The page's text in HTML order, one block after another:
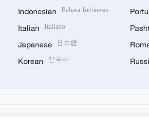
Indonesian Bahasa Indonesia
Italian Italiano
Japanese 日本語
Korean 한국어